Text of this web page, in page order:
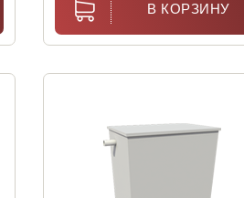
В КОРЗИНУ